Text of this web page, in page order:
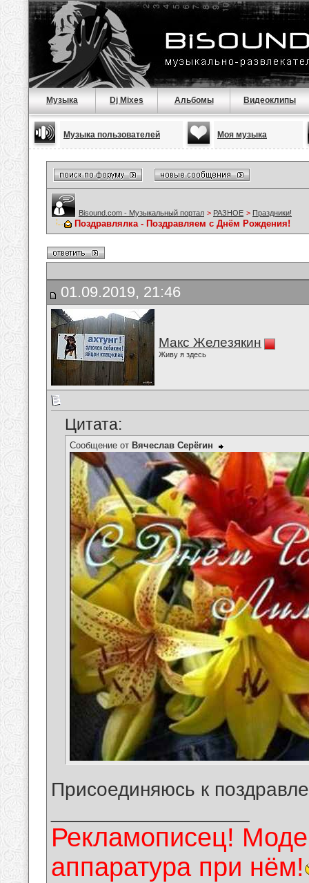
Музыка Dj Mixes Альбомы Видеоклипы
Музыка пользователей Моя музыка
Bisound.com - Музыкальный портал > РАЗНОЕ > Праздники!
Поздравлялка - Поздравляем с Днём Рождения!
01.09.2019, 21:46
Макс Железякин
Живу я здесь
Цитата:
Сообщение от Вячеслав Серёгин
Присоединяюсь к
Рекламописец!
аппаратура при нём!